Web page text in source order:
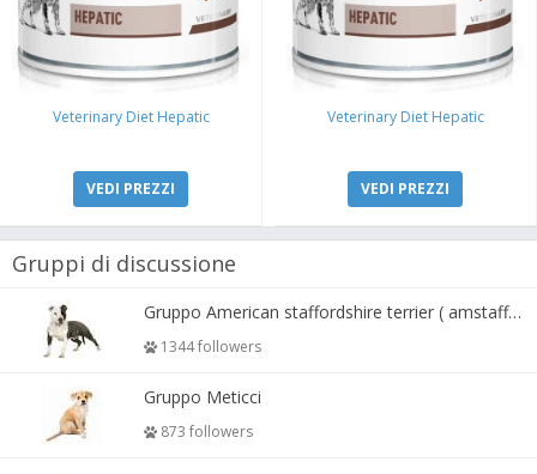
Veterinary Diet Hepatic
VEDI PREZZI
Veterinary Diet Hepatic
VEDI PREZZI
Gruppi di discussione
Gruppo American staffordshire terrier ( amstaff, amastaff )
1344 followers
Gruppo Meticci
873 followers